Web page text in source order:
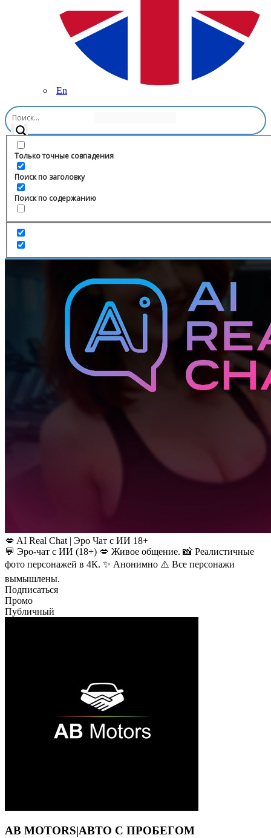
En
Только точные совпадения
Поиск по заголовку
Поиск по содержанию
Главная
💋 AI Real Chat | Эро Чат с ИИ 18+
💬 Эро-чат с ИИ (18+) 💋 Живое общение. 📸 Реалистичные
фото персонажей в 4К. ✨ Анонимно ⚠️ Все персонажи
вымышлены.
Подписаться
Промо
Публичный
AB MOTORS|АВТО С ПРОБЕГОМ